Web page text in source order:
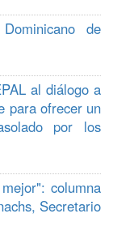
de
al diálogo a
para ofrecer un
por los
columna
Secretario